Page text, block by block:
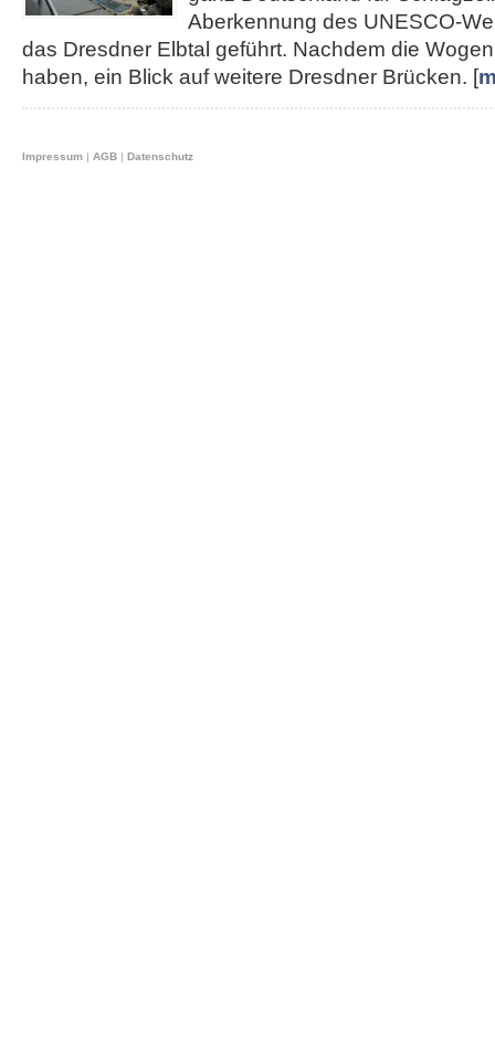
Aberkennung des UNESCO-
das Dresdner Elbtal geführt. Nachdem die
haben, ein Blick auf weitere Dresdner Brücken. [
Impressum | AGB | Datenschutz